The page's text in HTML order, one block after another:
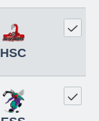
HSC